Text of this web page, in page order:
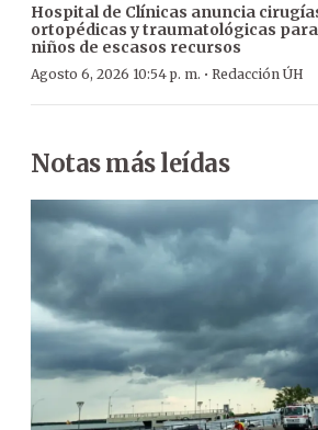
Hospital de Clínicas anuncia
ortopédicas y traumatológicas para
niños de escasos recursos
Agosto 6, 2026 10:54 p. m. · Redacción ÚH
Notas más leídas